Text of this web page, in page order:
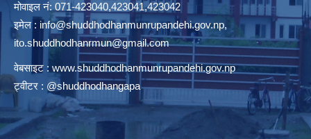
मोवाइल नं: 071-423040,423041,423042
इमेल : info@shuddhodhanmunrupandehi.gov.np,
ito.shuddhodhanrmun@gmail.com
वेबसाइट : www.shuddhodhanmunrupandehi.gov.np
ट्वीटर : @shuddhodhangapa